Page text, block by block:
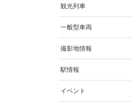
観光列車
一般型車両
撮影地情報
駅情報
イベント